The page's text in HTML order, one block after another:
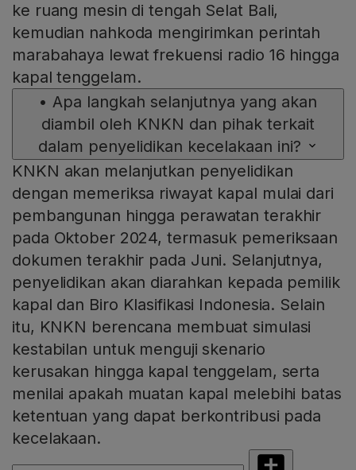
ke ruang mesin di tengah Selat Bali,
kemudian nahkoda mengirimkan perintah
marabahaya lewat frekuensi radio 16 hingga
kapal tenggelam.
• Apa langkah selanjutnya yang akan
diambil oleh KNKN dan pihak terkait
dalam penyelidikan kecelakaan ini?
KNKN akan melanjutkan penyelidikan
dengan memeriksa riwayat kapal mulai dari
pembangunan hingga perawatan terakhir
pada Oktober 2024, termasuk pemeriksaan
dokumen terakhir pada Juni. Selanjutnya,
penyelidikan akan diarahkan kepada pemilik
kapal dan Biro Klasifikasi Indonesia. Selain
itu, KNKN berencana membuat simulasi
kestabilan untuk menguji skenario
kerusakan hingga kapal tenggelam, serta
menilai apakah muatan kapal melebihi batas
ketentuan yang dapat berkontribusi pada
kecelakaan.